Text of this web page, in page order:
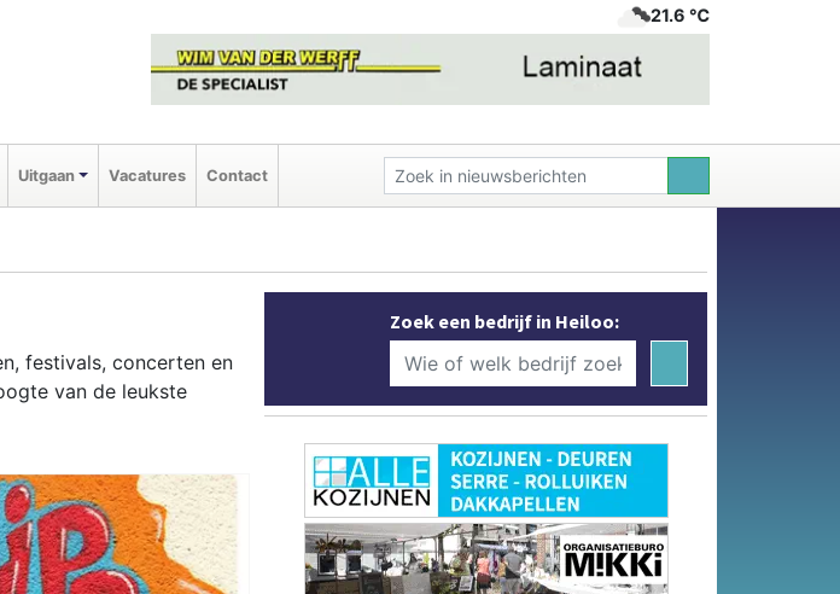
21.6 ℃
Uitgaan Vacatures Contact
festivals, concerten en
van de leukste
events - ontdek het
Zoek een bedrijf in Heiloo: